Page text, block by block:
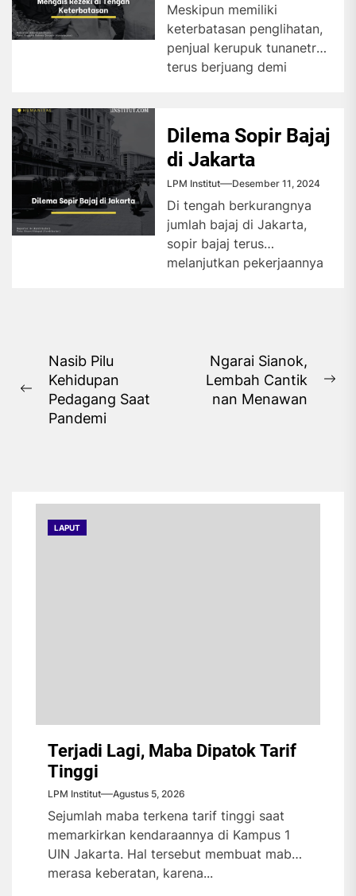
Meskipun memiliki
keterbatasan penglihatan,
penjual kerupuk tunanetra
terus berjuang demi
keterbatasan penglihatan,
penjual kerupuk di
pinggir...
Dilema Sopir Bajaj
di Jakarta
LPM Institut Desember 11, 2024
Di tengah berkurangnya
jumlah bajaj di Jakarta,
sopir bajaj terus
melanjutkan pekerjaannya
Navigasi
pos
Previous
post:
Nasib Pilu
Kehidupan
Pedagang Saat
Pandemi
Ngarai Sianok,
Lembah Cantik
nan Menawan
LAPUT
Terjadi Lagi, Maba Dipatok Tarif
Tinggi
LPM Institut Agustus 5, 2026
Sejumlah maba terkena tarif tinggi saat
memarkirkan kendaraannya di Kampus 1
UIN Jakarta. Hal tersebut membuat maba
merasa keberatan, karena...